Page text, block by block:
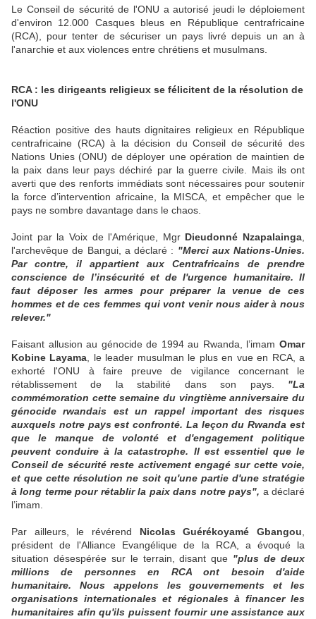
Le Conseil de sécurité de l'ONU a autorisé jeudi le déploiement
d'environ 12.000 Casques bleus en République centrafricaine
(RCA), pour tenter de sécuriser un pays livré depuis un an à
l'anarchie et aux violences entre chrétiens et musulmans.
RCA : les dirigeants religieux se félicitent de la résolution de
l'ONU
Réaction positive des hauts dignitaires religieux en République
centrafricaine (RCA) à la décision du Conseil de sécurité des
Nations Unies (ONU) de déployer une opération de maintien de
la paix dans leur pays déchiré par la guerre civile. Mais ils ont
averti que des renforts immédiats sont nécessaires pour soutenir
la force d’intervention africaine, la MISCA, et empêcher que le
pays ne sombre davantage dans le chaos.
Joint par la Voix de l'Amérique, Mgr Dieudonné Nzapalainga
l'archevêque de Bangui, a déclaré : "Merci aux Nations-Unies.
Par contre, il appartient aux Centrafricains de prendre
conscience de l’insécurité et de l'urgence humanitaire. Il
faut déposer les armes pour préparer la venue de ces
hommes et de ces femmes qui vont venir nous aider à nous
relever."
Faisant allusion au génocide de 1994 au Rwanda, l’imam Omar
Kobine Layama , le leader musulman le plus en vue en RCA, a
exhorté l'ONU à faire preuve de vigilance concernant le
rétablissement de la stabilité dans son pays. "La
commémoration cette semaine du vingtième anniversaire du
génocide rwandais est un rappel important des risques
auxquels notre pays est confronté. La leçon du Rwanda est
que le manque de volonté et d'engagement politique
peuvent conduire à la catastrophe. Il est essentiel que le
Conseil de sécurité reste activement engagé sur cette voie,
et que cette résolution ne soit qu'une partie d'une stratégie
à long terme pour rétablir la paix dans notre pays", a déclaré
l’imam.
Par ailleurs, le révérend Nicolas Guérékoyamé Gbangou
président de l'Alliance Evangélique de la RCA, a évoqué la
situation désespérée sur le terrain, disant que "plus de deux
millions de personnes en RCA ont besoin d'aide
humanitaire. Nous appelons les gouvernements et les
organisations internationales et régionales à financer les
humanitaires afin qu'ils puissent fournir une assistance aux